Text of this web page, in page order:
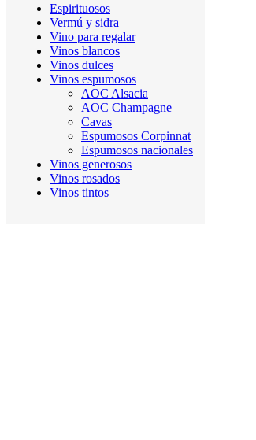
Espirituosos
Vermú y sidra
Vino para regalar
Vinos blancos
Vinos dulces
Vinos espumosos
AOC Alsacia
AOC Champagne
Cavas
Espumosos Corpinnat
Espumosos nacionales
Vinos generosos
Vinos rosados
Vinos tintos